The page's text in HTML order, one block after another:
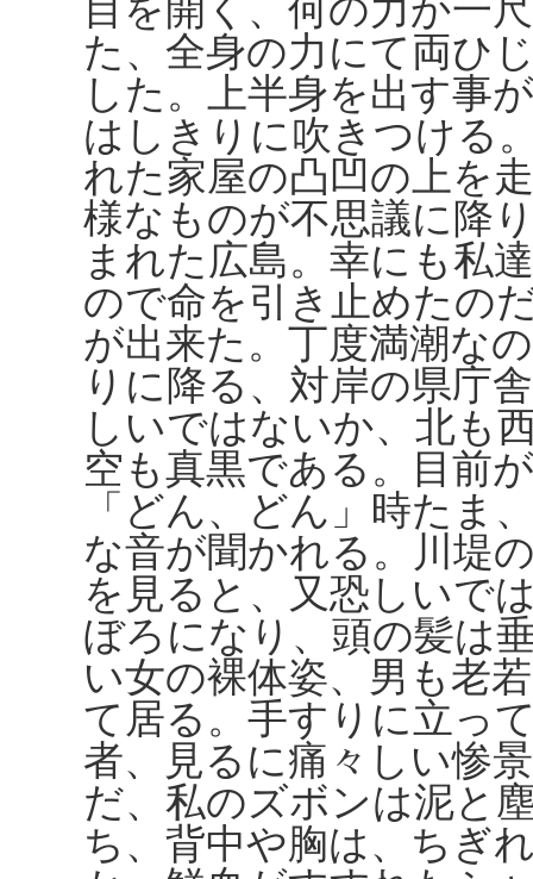
目を開く、何の力か一
た、全身の力にて両ひ
した。上半身を出す事
はしきりに吹きつける
れた家屋の凸凹の上を
様なものが不思議に降
まれた広島。幸にも私
ので命を引き止めたの
が出来た。丁度満潮な
りに降る、対岸の県庁
しいではないか、北も
空も真黒である。目前
「どん、どん」時たま
な音が聞かれる。川堤
を見ると、又恐しいで
ぼろになり、頭の髪は
い女の裸体姿、男も老
て居る。手すりに立っ
者、見るに痛々しい惨
だ、私のズボンは泥と
ち、背中や胸は、ちぎ